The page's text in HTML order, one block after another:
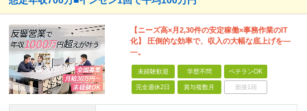
【ニーズ高×月2,30件の安定稼働×事務作業のIT
化】 圧倒的な効率で、収入の大幅な底上げを―
―。
未経験歓迎 学歴不問 ベテランOK
完全週休2日 賞与複数月 面接1回